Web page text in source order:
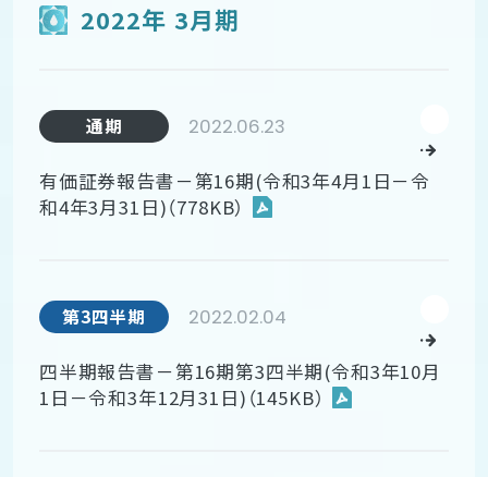
2022年 3月期
通期 2022.06.23
有価証券報告書－第16期(令和3年4月1日－令
和4年3月31日)（778KB）
第3四半期 2022.02.04
四半期報告書－第16期第3四半期(令和3年10月
1日－令和3年12月31日)（145KB）